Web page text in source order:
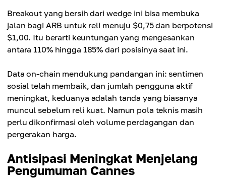
Breakout yang bersih dari wedge ini bisa membuka
jalan bagi ARB untuk reli menuju $0,75 dan berpotensi
$1,00. Itu berarti keuntungan yang mengesankan
antara 110% hingga 185% dari posisinya saat ini.
Data on-chain mendukung pandangan ini: sentimen
sosial telah membaik, dan jumlah pengguna aktif
meningkat, keduanya adalah tanda yang biasanya
muncul sebelum reli kuat. Namun pola teknis masih
perlu dikonfirmasi oleh volume perdagangan dan
pergerakan harga.
Antisipasi Meningkat Menjelang
Pengumuman Cannes